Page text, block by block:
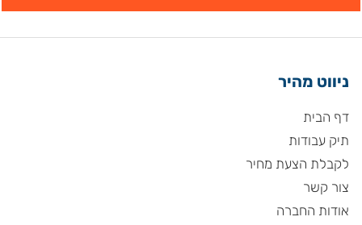
ניווט מהיר
דף הבית
תיק עבודות
לקבלת הצעת מחיר
צור קשר
אודות החברה